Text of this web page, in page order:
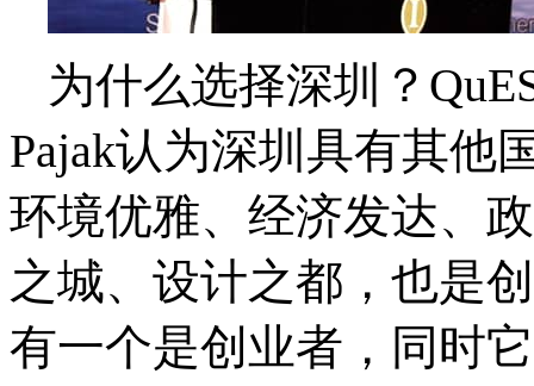
为什么选择深圳？
Pajak认为深圳具有其他
环境优雅、经济发达、
之城、设计之都，也是
有一个是创业者，同时